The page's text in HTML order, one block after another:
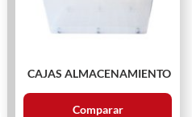
CAJAS ALMACENAMIENTO
Comparar